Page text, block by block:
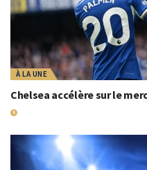
À LA UNE
Chelsea accélère sur le